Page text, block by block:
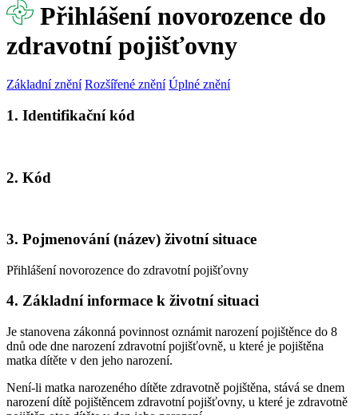
Přihlášení novorozence do
zdravotní pojišťovny
Základní znění Rozšířené znění Úplné znění
1. Identifikační kód
2. Kód
3. Pojmenování (název) životní situace
Přihlášení novorozence do zdravotní pojišťovny
4. Základní informace k životní situaci
Je stanovena zákonná povinnost oznámit narození pojištěnce do 8
dnů ode dne narození zdravotní pojišťovně, u které je pojištěna
matka dítěte v den jeho narození.
Není-li matka narozeného dítěte zdravotně pojištěna, stává se dnem
narození dítě pojištěncem zdravotní pojišťovny, u které je zdravotně